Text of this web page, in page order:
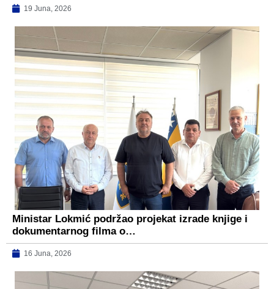
19 Juna, 2026
Ministar Lokmić podržao projekat izrade knjige i
dokumentarnog filma o…
16 Juna, 2026